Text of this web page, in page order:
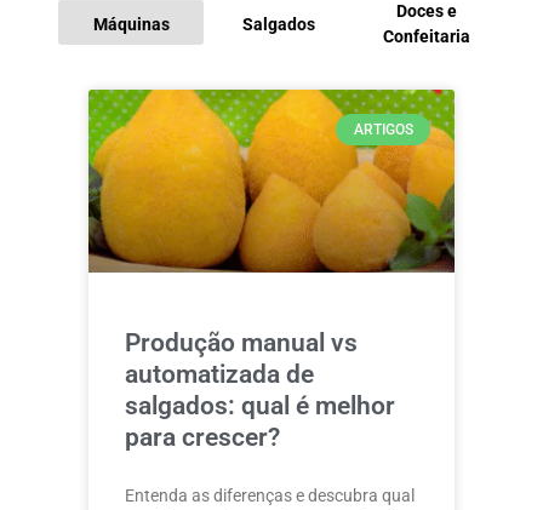
Máquinas Salgados
Doces e
Confeitaria
ARTIGOS
Produção manual vs
automatizada de
salgados: qual é melhor
para crescer?
Entenda as diferenças e descubra qual